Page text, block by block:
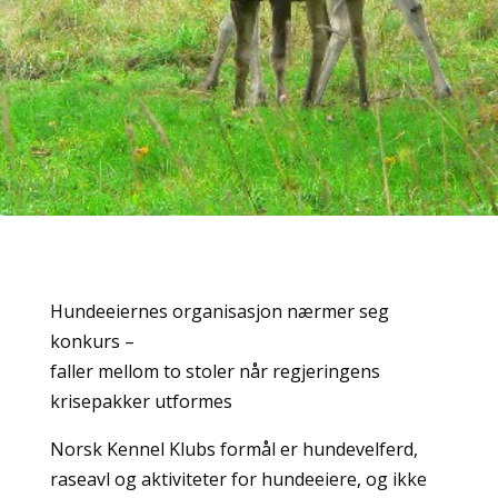
Hundeeiernes organisasjon nærmer seg
konkurs –
faller mellom to stoler når regjeringens
krisepakker utformes
Norsk Kennel Klubs formål er hundevelferd,
raseavl og aktiviteter for hundeeiere, og ikke